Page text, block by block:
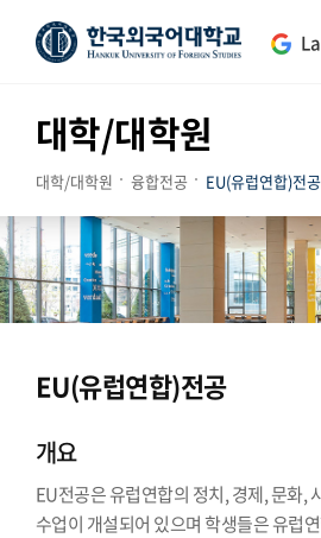
대학/대학원
대학/대학원 융합전공 EU(유럽연합)전공
EU(유럽연합)전공
개요
EU전공은 유럽연합의 정치, 경제, 문화,
수업이 개설되어 있으며 학생들은 유럽